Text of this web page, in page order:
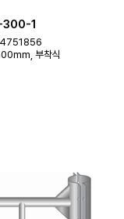
300-1
번호 24751856
부착식